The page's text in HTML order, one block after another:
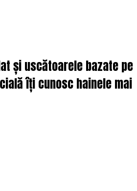
și uscătoarele bazate pe
îți cunosc hainele mai